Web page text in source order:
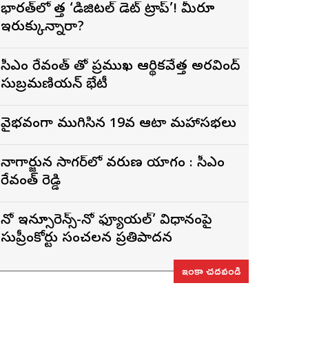
భారత్‌లో కొత్త ‘డిజిటల్ డెట్ ట్రాప్’! మీరూ
ఇరుక్కున్నారా?
సీఎం రేవంత్ తో ప్రముఖ ఆర్థికవేత్త అరవింద్‌
సుబ్రమణియన్ భేటీ
వైభవంగా ముగిసిన 19వ ఆటా మహాసభలు
నాగార్జున సాగ‌ర్‌లో వరుణ యాగం : సీఎం
రేవంత్ రెడ్డి
నో ఇన్సూరెన్స్-నో ఫ్యూయల్’ విధానంపై
సుప్రీంకోర్టు సంచలన ప్రతిపాదన
ఇంకా చదవండి